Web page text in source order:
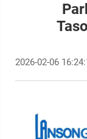
2026-02-06